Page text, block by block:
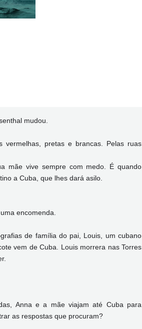
mudou.
vermelhas, pretas e brancas. Pelas ruas
mãe vive sempre com medo. É quando
a Cuba, que lhes dará asilo.
encomenda.
de família do pai, Louis, um cubano
vem de Cuba. Louis morrera nas Torres
Anna e a mãe viajam até Cuba para
as respostas que procuram?